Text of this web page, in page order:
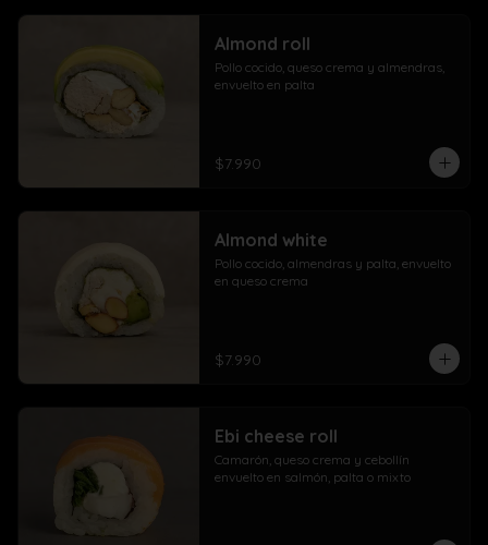
Almond roll
Pollo cocido, queso crema y almendras,
envuelto en palta
$7.990
Almond white
Pollo cocido, almendras y palta, envuelto
en queso crema
$7.990
Ebi cheese roll
Camarón, queso crema y cebollín
envuelto en salmón, palta o mixto